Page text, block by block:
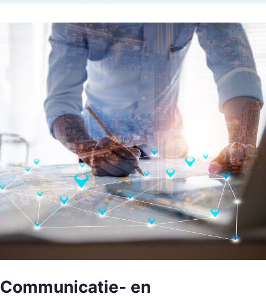
Communicatie- en